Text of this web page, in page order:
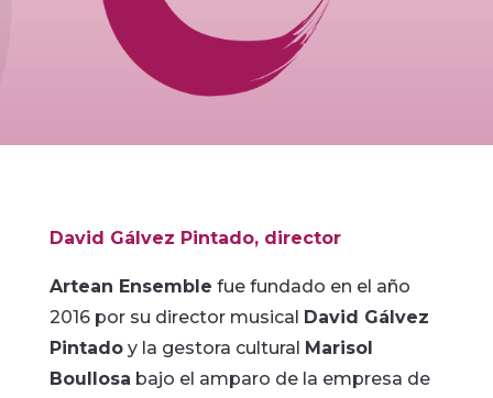
David Gálvez Pintado, director
Artean Ensemble fue fundado en el año
2016 por su director musical
David Gálvez
Pintadoy la gestora cultural
Marisol
Boullosa bajo el amparo de la empresa de